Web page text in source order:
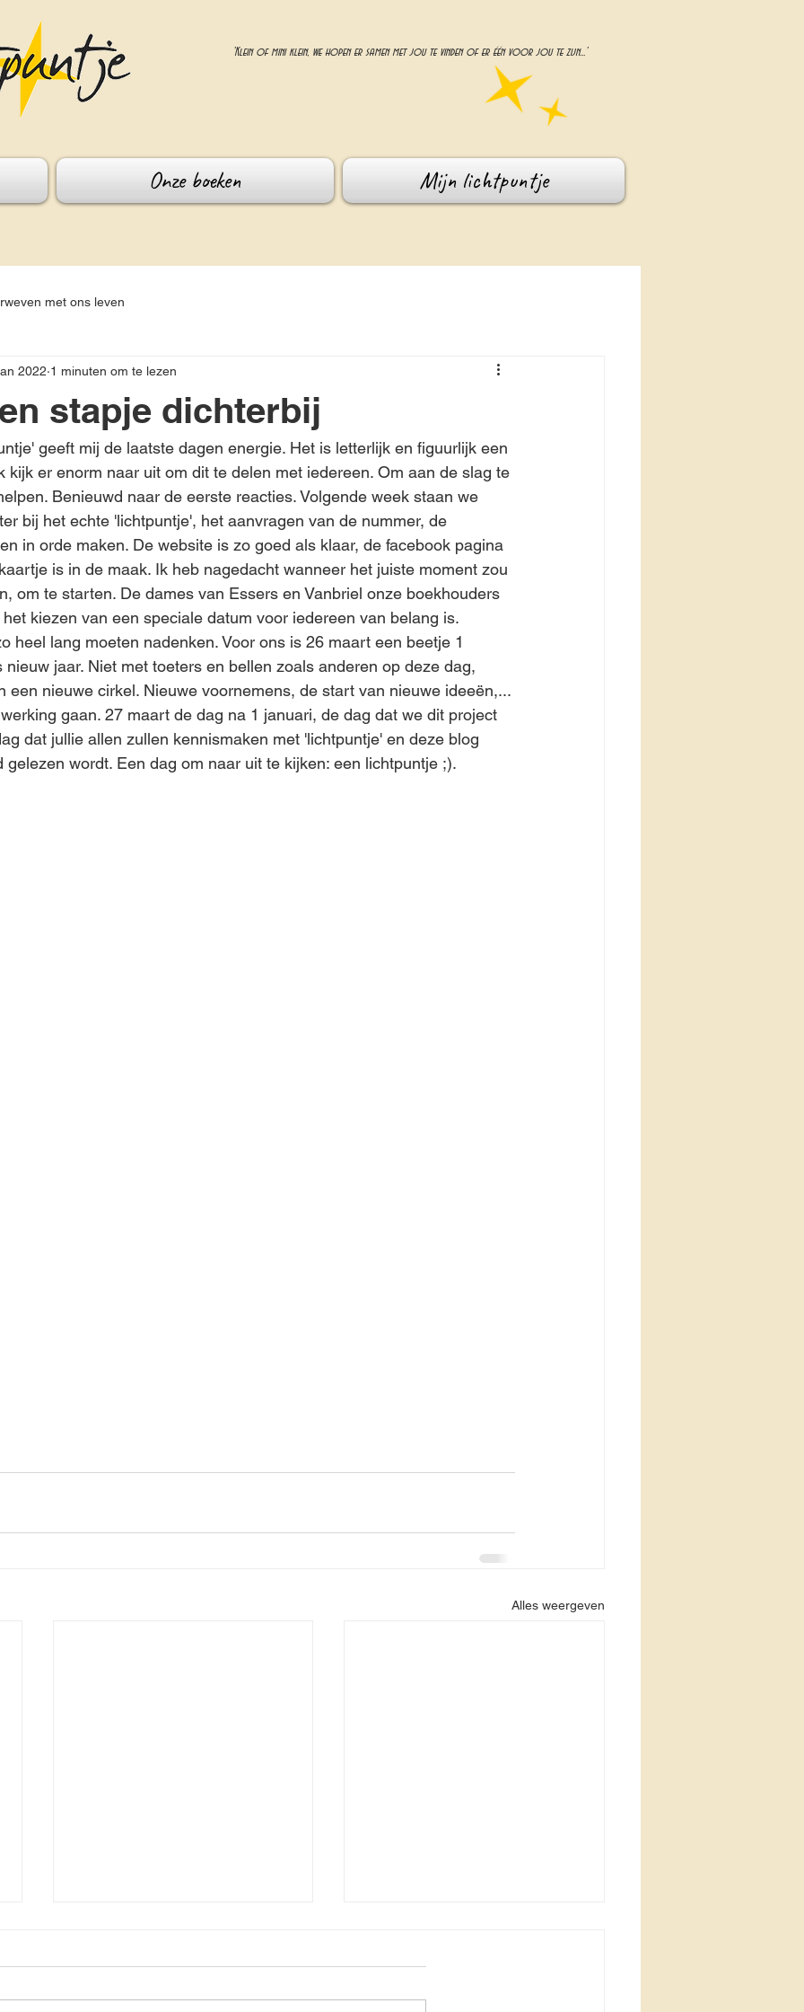
'Klein of mini klein, we hopen er samen met jou te vinden of er één voor jou te zijn...'
Onze boeken Mijn lichtpuntje
met ons leven
stapje dichterbij
2022 1 minuten om te lezen
geeft mij de laatste dagen energie. Het is letterlijk en figuurlijk een
kijk er enorm naar uit om dit te delen met iedereen. Om aan de slag te
Benieuwd naar de eerste reacties. Volgende week staan we
bij het echte 'lichtpuntje', het aanvragen van de nummer, de
in orde maken. De website is zo goed als klaar, de facebook pagina
is in de maak. Ik heb nagedacht wanneer het juiste moment zou
om te starten. De dames van Essers en Vanbriel onze boekhouders
kiezen van een speciale datum voor iedereen van belang is.
heel lang moeten nadenken. Voor ons is 26 maart een beetje 1
jaar. Niet met toeters en bellen zoals anderen op deze dag,
een nieuwe cirkel. Nieuwe voornemens, de start van nieuwe ideeën,...
gaan. 27 maart de dag na 1 januari, de dag dat we dit project
dat jullie allen zullen kennismaken met 'lichtpuntje' en deze blog
gelezen wordt. Een dag om naar uit te kijken: een lichtpuntje ;).
Alles weergeven